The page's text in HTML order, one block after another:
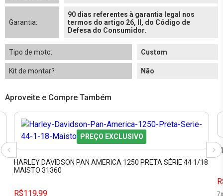
Garantia:
90 dias referentes à garantia legal nos
termos do artigo 26, II, do Código de
Defesa do Consumidor.
Tipo de moto: Custom
Kit de montar? Não
Aproveite e Compre Também
PREÇO EXCLUSIVO
HARLEY DAVIDSON PAN AMERICA 1250 PRETA SÉRIE 44 1/18
MAISTO 31360
R$119,99 7